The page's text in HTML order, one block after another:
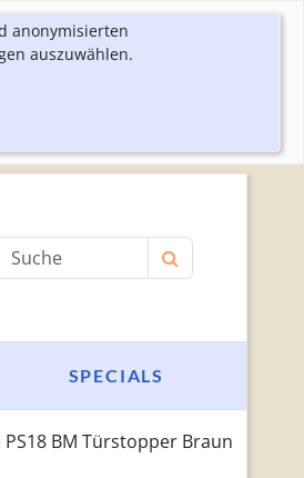
anonymisierten
auszuwählen.
Produktsuche
SPECIALS
PS18 BM Türstopper Braun